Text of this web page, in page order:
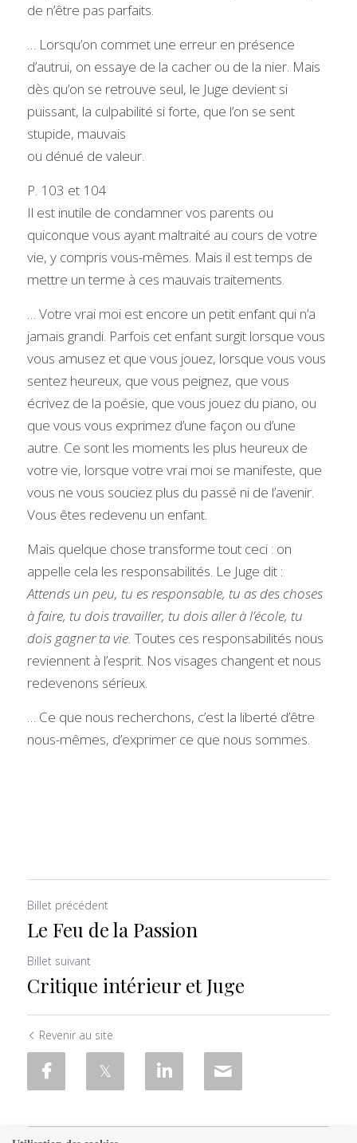
de n’être pas parfaits.
… Lorsqu’on commet une erreur en présence
d’autrui, on essaye de la cacher ou de la nier. Mais
dès qu’on se retrouve seul, le Juge devient si
puissant, la culpabilité si forte, que l’on se sent
stupide, mauvais
ou dénué de valeur.
P. 103 et 104
Il est inutile de condamner vos parents ou
quiconque vous ayant maltraité au cours de votre
vie, y compris vous-mêmes. Mais il est temps de
mettre un terme à ces mauvais traitements.
… Votre vrai moi est encore un petit enfant qui n’a
jamais grandi. Parfois cet enfant surgit lorsque vous
vous amusez et que vous jouez, lorsque vous vous
sentez heureux, que vous peignez, que vous
écrivez de la poésie, que vous jouez du piano, ou
que vous vous exprimez d’une façon ou d’une
autre. Ce sont les moments les plus heureux de
votre vie, lorsque votre vrai moi se manifeste, que
vous ne vous souciez plus du passé ni de l’avenir.
Vous êtes redevenu un enfant.
Mais quelque chose transforme tout ceci : on
Attends un peu, tu es responsable, tu as des choses
à faire, tu dois travailler, tu dois aller à l’école, tu
dois gagner ta vie. Toutes ces responsabilités nous
reviennent à l’esprit. Nos visages changent et nous
redevenons sérieux.
… Ce que nous recherchons, c’est la liberté d’être
nous-mêmes, d’exprimer ce que nous sommes.
Billet précédent
Le Feu de la Passion
Billet suivant
Critique intérieur et Juge
Revenir au site